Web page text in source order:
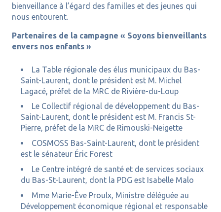
bienveillance à l’égard des familles et des jeunes qui
nous entourent.
Partenaires de la campagne « Soyons bienveillants
envers nos enfants »
La Table régionale des élus municipaux du Bas-
Saint-Laurent, dont le président est M. Michel
Lagacé, préfet de la MRC de Rivière-du-Loup
Le Collectif régional de développement du Bas-
Saint-Laurent, dont le président est M. Francis St-
Pierre, préfet de la MRC de Rimouski-Neigette
COSMOSS Bas-Saint-Laurent, dont le président
est le sénateur Éric Forest
Le Centre intégré de santé et de services sociaux
du Bas-St-Laurent, dont la PDG est Isabelle Malo
Mme Marie-Ève Proulx, Ministre déléguée au
Développement économique régional et responsable